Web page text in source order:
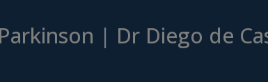
| Dr Diego de